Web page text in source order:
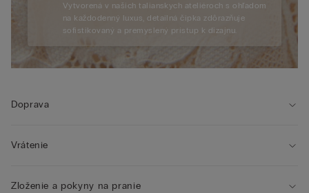
Vytvorená v našich talianskych ateliéroch s ohľadom
na každodenný luxus, detailná čipka zdôrazňuje
sofistikovaný a premyslený prístup k dizajnu.
Doprava
Vrátenie
Zloženie a pokyny na pranie